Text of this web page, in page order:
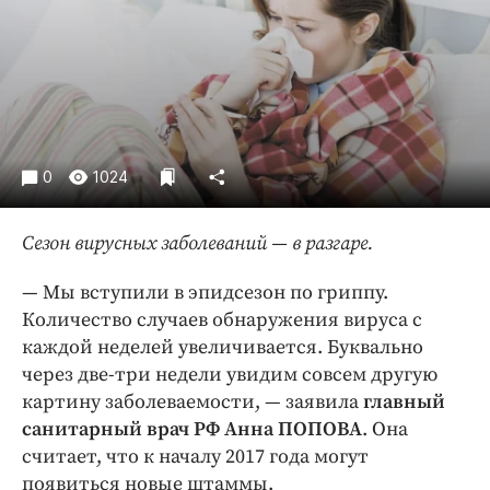
Недвижимость и ЖКХ
Образование
Общество
Погода
Праздники
Происшествия
Экономика и бизнес
ПРОЕКТЫ
Блоги
Издания
Медиаперсона
0 1024
Сезон вирусных заболеваний — в разгаре.
— Мы вступили в эпидсезон по гриппу.
Количество случаев обнаружения вируса с
каждой неделей увеличивается. Буквально
через две-три недели увидим совсем другую
картину заболеваемости, — заявилаглавный
санитарный врач РФ Анна ПОПОВА. Она
считает, что к началу 2017 года могут
появиться новые штаммы.